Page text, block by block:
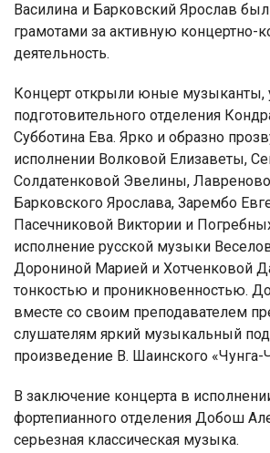
Василина и Барковский Ярослав
грамотами за активную концертно-
деятельность.
Концерт открыли юные музыканты,
подготовительного отделения
Субботина Ева. Ярко и образно
исполнении Волковой Елизаветы,
Солдатенковой Эвелины,
Барковского Ярослава, Зарембо
Пасечниковой Виктории и
исполнение русской музыки
Дорониной Марией и Хотченковой
тонкостью и проникновенностью.
вместе со своим преподавателем
слушателям яркий музыкальный
произведение В. Шаинского «Чунга-
В заключение концерта в
фортепианного отделения Добош
серьезная классическая музыка.